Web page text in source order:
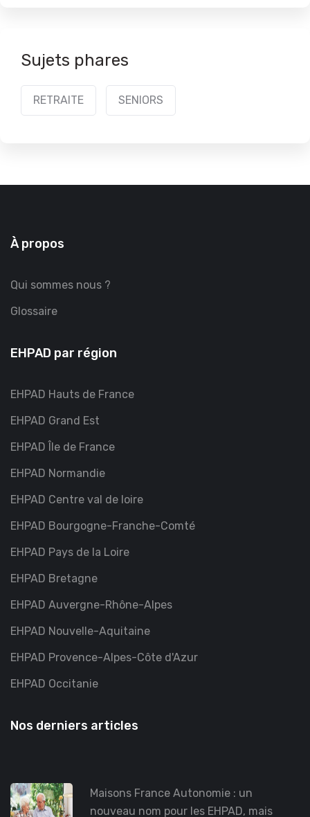
Sujets phares
RETRAITE SENIORS
À propos
Qui sommes nous ?
Glossaire
EHPAD par région
EHPAD Hauts de France
EHPAD Grand Est
EHPAD Île de France
EHPAD Normandie
EHPAD Centre val de loire
EHPAD Bourgogne-Franche-Comté
EHPAD Pays de la Loire
EHPAD Bretagne
EHPAD Auvergne-Rhône-Alpes
EHPAD Nouvelle-Aquitaine
EHPAD Provence-Alpes-Côte d'Azur
EHPAD Occitanie
Nos derniers articles
Maisons France Autonomie : un
nouveau nom pour les EHPAD, mais